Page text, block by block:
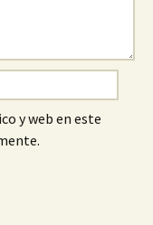
y web en este